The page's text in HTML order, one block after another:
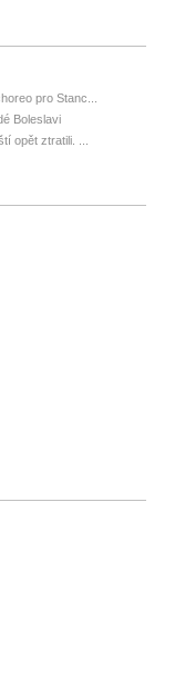
pro Stanc...
Boleslavi
opět ztratili. ...